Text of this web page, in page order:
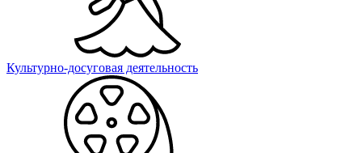
Культурно-досуговая деятельность